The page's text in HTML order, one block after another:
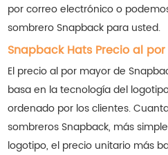
por correo electrónico o
sombrero Snapback para usted.
Snapback Hats Precio al
El precio al por mayor de
basa en la tecnología del
ordenado por los clientes.
sombreros Snapback, más
logotipo, el precio unitario más